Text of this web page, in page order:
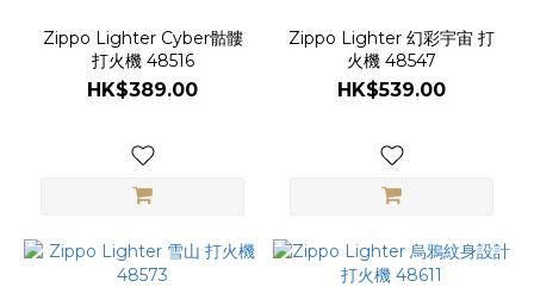
Zippo Lighter Cyber骷髏
打火機 48516
HK$389.00
Zippo Lighter 幻彩宇宙 打
火機 48547
HK$539.00